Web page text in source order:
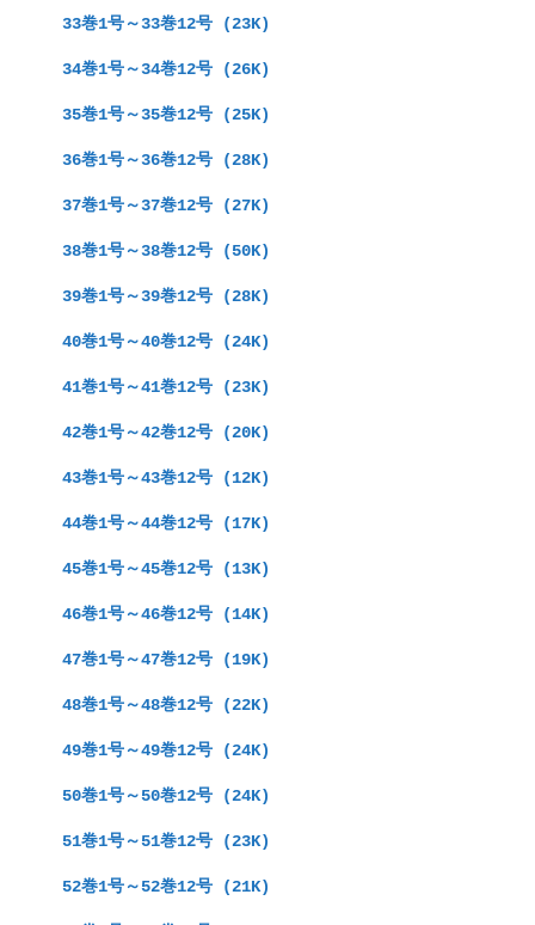
33巻1号～33巻12号 (23K)
34巻1号～34巻12号 (26K)
35巻1号～35巻12号 (25K)
36巻1号～36巻12号 (28K)
37巻1号～37巻12号 (27K)
38巻1号～38巻12号 (50K)
39巻1号～39巻12号 (28K)
40巻1号～40巻12号 (24K)
41巻1号～41巻12号 (23K)
42巻1号～42巻12号 (20K)
43巻1号～43巻12号 (12K)
44巻1号～44巻12号 (17K)
45巻1号～45巻12号 (13K)
46巻1号～46巻12号 (14K)
47巻1号～47巻12号 (19K)
48巻1号～48巻12号 (22K)
49巻1号～49巻12号 (24K)
50巻1号～50巻12号 (24K)
51巻1号～51巻12号 (23K)
52巻1号～52巻12号 (21K)